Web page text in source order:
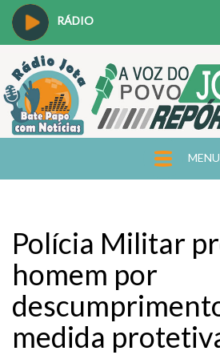
RÁDIO
MENU
Polícia Militar
homem por
medida